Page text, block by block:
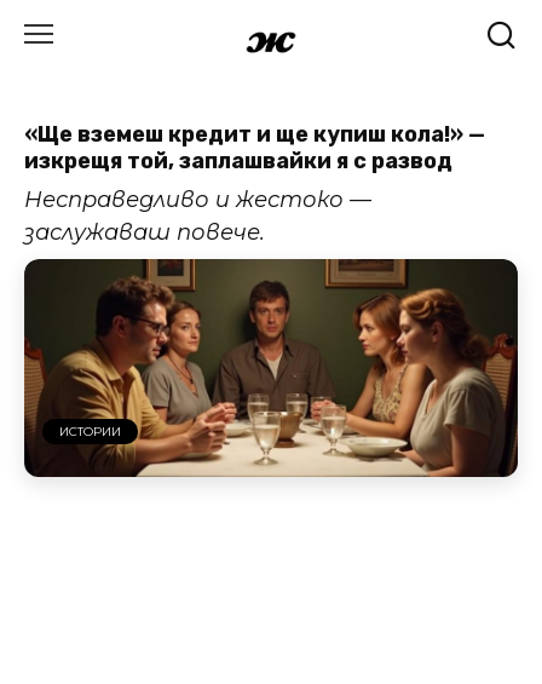
«Ще вземеш кредит и ще купиш кола!» —
изкрещя той, заплашвайки я с развод
Несправедливо и жестоко —
заслужаваш повече.
ИСТОРИИ